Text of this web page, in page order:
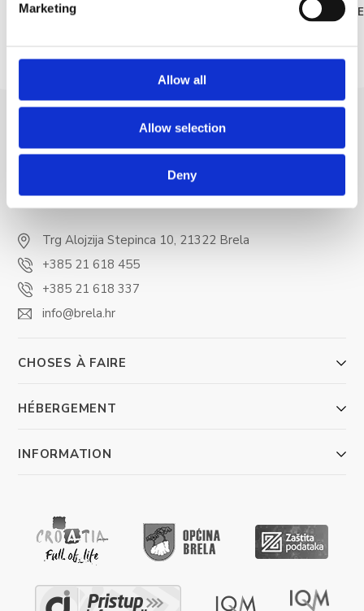
Marketing
Allow all
Allow selection
Deny
READ MORE READ MORE
Trg Alojzija Stepinca 10, 21322 Brela
+385 21 618 455
+385 21 618 337
info@brela.hr
CHOSES À FAIRE
HÉBERGEMENT
INFORMATION